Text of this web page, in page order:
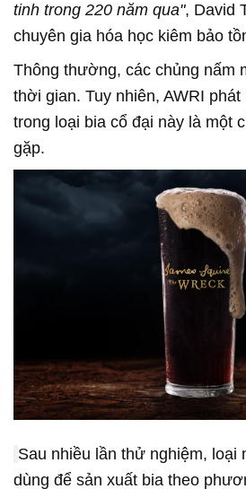
tinh trong 220 năm qua", David
chuyên gia hóa học kiêm bảo
Thông thường, các chủng nấm
thời gian. Tuy nhiên, AWRI
trong loại bia cổ đại này là một
gặp.
Sau nhiều lần thử nghiệm, loại
dùng để sản xuất bia theo